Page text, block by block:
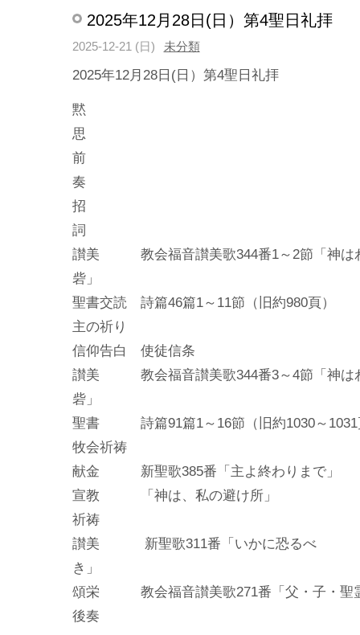
2025年12月28日(日）第4聖日礼拝
2025-12-21 (日) 未分類
2025年12月28日(日）第4聖日礼拝
黙
前
招
讃美 教会福音讃美歌344番1～2節「神は
聖書交読 詩篇46篇1～11節（旧約980頁）
主の祈り
信仰告白 使徒信条
讃美 教会福音讃美歌344番3～4節「神は
聖書 詩篇91篇1～16節（旧約1030～1031
牧会祈祷
献金 新聖歌385番「主よ終わりまで」
宣教 「神は、私の避け所」
祈祷
讃美 新聖歌311番「いかに恐るべ
頌栄 教会福音讃美歌271番「父・子・聖
後奏